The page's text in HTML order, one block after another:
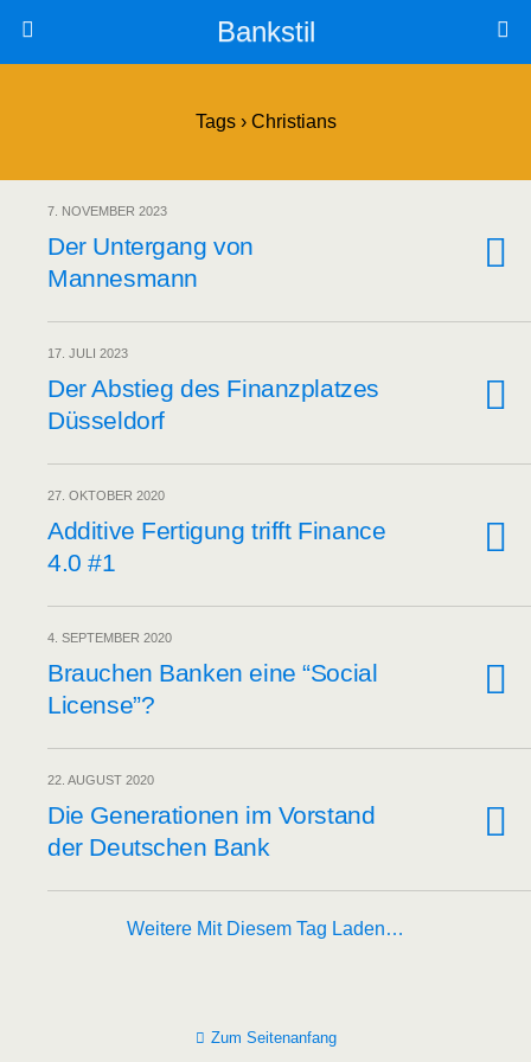
Bankstil
Tags › Christians
7. NOVEMBER 2023
Der Unter­gang von
Mannesmann
17. JULI 2023
Der Abstieg des Finanz­plat­zes
Düsseldorf
27. OKTOBER 2020
Addi­ti­ve Fer­ti­gung trifft Finan­ce
4.0 #1
4. SEPTEMBER 2020
Brau­chen Ban­ken eine “Social
License”?
22. AUGUST 2020
Die Gene­ra­tio­nen im Vor­stand
der Deut­schen Bank
Weitere Mit Diesem Tag Laden…
Zum Seitenanfang